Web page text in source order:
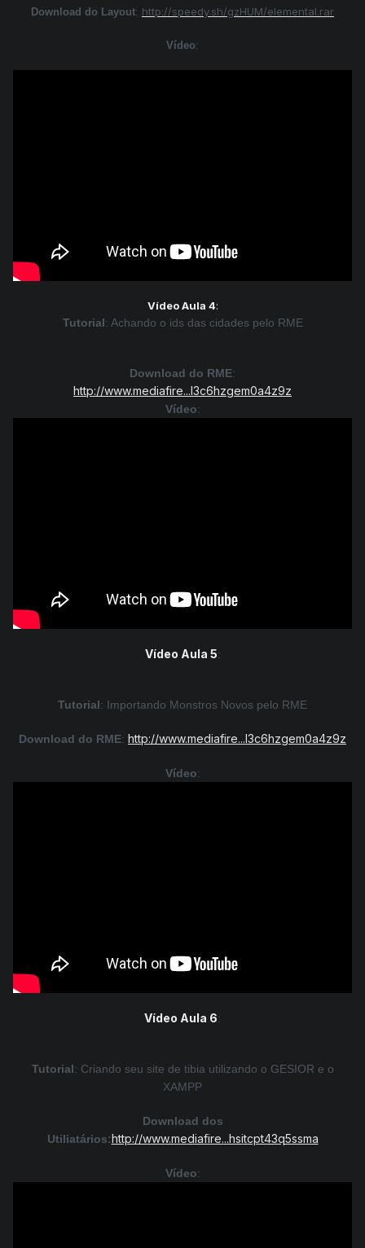
Download do Layout: http://speedy.sh/gzHUM/elemental.rar
Vídeo:
Vídeo Aula 4:
Tutorial: Achando o ids das cidades pelo RME
Download do RME:
http://www.mediafire...l3c6hzgem0a4z9z
Vídeo:
Vídeo Aula 5:
Tutorial: Importando Monstros Novos pelo RME
Download do RME: http://www.mediafire...l3c6hzgem0a4z9z
Vídeo:
Vídeo Aula 6:
Tutorial: Criando seu site de tibia utilizando o GESIOR e o
XAMPP
Download dos
Utiliatários:http://www.mediafire...hsitcpt43q5ssma
Vídeo: